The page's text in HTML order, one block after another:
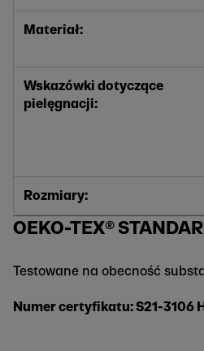
Materiał:
Wskazówki dotyczące
pielęgnacji:
Rozmiary:
OEKO-TEX®
Testowane na obecność
Numer certyfikatu: S21-3106